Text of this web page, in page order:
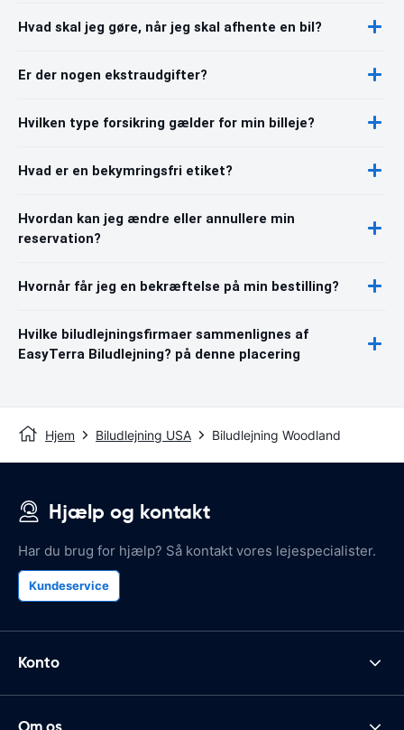
Hvad skal jeg gøre, når jeg skal afhente en bil?
Er der nogen ekstraudgifter?
Hvilken type forsikring gælder for min billeje?
Hvad er en bekymringsfri etiket?
Hvordan kan jeg ændre eller annullere min
reservation?
Hvornår får jeg en bekræftelse på min bestilling?
Hvilke biludlejningsfirmaer sammenlignes af
EasyTerra Biludlejning? på denne placering
Hjem Biludlejning USA Biludlejning Woodland
Hjælp og kontakt
Har du brug for hjælp? Så kontakt vores lejespecialister.
Kundeservice
Konto